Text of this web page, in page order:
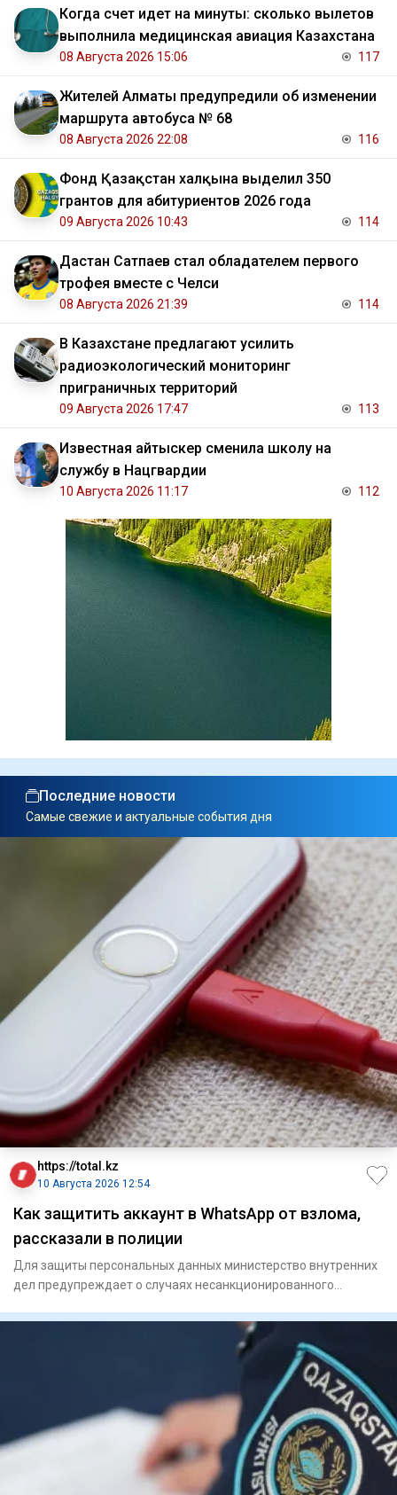
Когда счет идет на минуты: сколько вылетов
выполнила медицинская авиация Казахстана
08 Августа 2026 15:06 117
Жителей Алматы предупредили об изменении
маршрута автобуса № 68
08 Августа 2026 22:08 116
Фонд Қазақстан халқына выделил 350
грантов для абитуриентов 2026 года
09 Августа 2026 10:43 114
Дастан Сатпаев стал обладателем первого
трофея вместе с Челси
08 Августа 2026 21:39 114
В Казахстане предлагают усилить
радиоэкологический мониторинг
приграничных территорий
09 Августа 2026 17:47 113
Известная айтыскер сменила школу на
службу в Нацгвардии
10 Августа 2026 11:17 112
Последние новости
Самые свежие и актуальные события дня
https://total.kz
10 Августа 2026 12:54
Как защитить аккаунт в WhatsApp от взлома,
рассказали в полиции
Для защиты персональных данных министерство внутренних
дел предупреждает о случаях несанкционированного